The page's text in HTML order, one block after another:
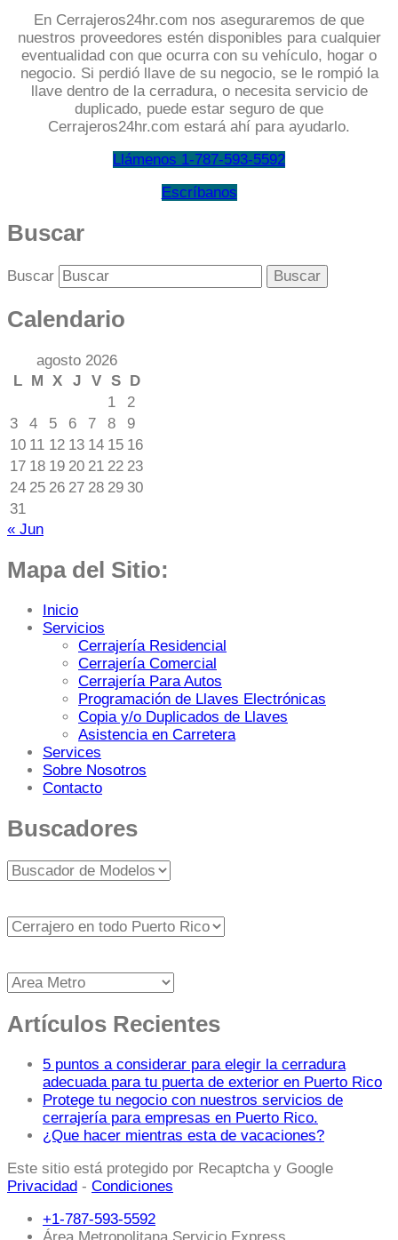
En Cerrajeros24hr.com nos aseguraremos de que
nuestros proveedores estén disponibles para cualquier
eventualidad con que ocurra con su vehículo, hogar o
negocio. Si perdió llave de su negocio, se le rompió la
llave dentro de la cerradura, o necesita servicio de
duplicado, puede estar seguro de que
Cerrajeros24hr.com estará ahí para ayudarlo.
Llámenos 1-787-593-5592
Escríbanos
Buscar
Buscar
Calendario
agosto 2026
L M X J V S
D
1
2
3
4 5 6 7 8
9
10 11 12 13 14 15 16
17 18 19 20 21 22 23
24 25 26 27 28 29 30
31
« Jun
Mapa del Sitio:
Inicio
Servicios
Cerrajería Residencial
Cerrajería Comercial
Cerrajería Para Autos
Programación de Llaves Electrónicas
Copia y/o Duplicados de Llaves
Asistencia en Carretera
Services
Sobre Nosotros
Contacto
Buscadores
Artículos Recientes
5 puntos a considerar para elegir la cerradura
adecuada para tu puerta de exterior en Puerto Rico
Protege tu negocio con nuestros servicios de
cerrajería para empresas en Puerto Rico.
¿Que hacer mientras esta de vacaciones?
Este sitio está protegido por Recaptcha y Google
Privacidad - Condiciones
+1-787-593-5592